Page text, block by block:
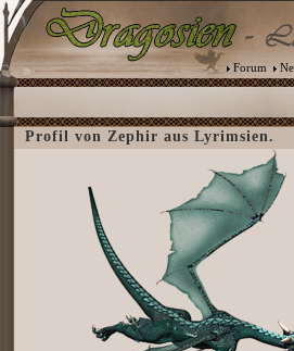
Forum
Profil von Zephir aus Lyrimsien.